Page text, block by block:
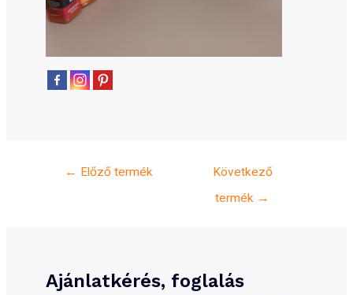
Bejegyzés
← Előző termék
Következő
termék →
Ajánlatkérés, foglalás